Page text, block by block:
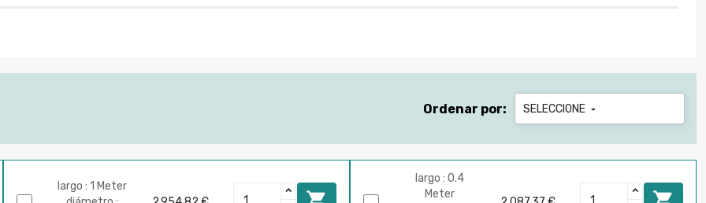
Ordenar por: SELECCIONE 
largo : 1 Meter
largo : 0.4
Meter